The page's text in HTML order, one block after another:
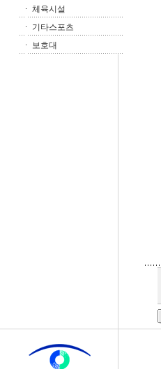
체육시설
기타스포츠
보호대